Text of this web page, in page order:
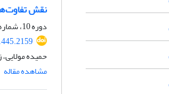
نقش
دوره 10، شماره 4، زمستان 1396، صفحه
حمیده
مشاهده مقاله